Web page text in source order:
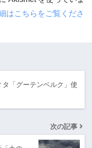
はこちらをご覧くださ
「グーテンベルク」使
次の記事